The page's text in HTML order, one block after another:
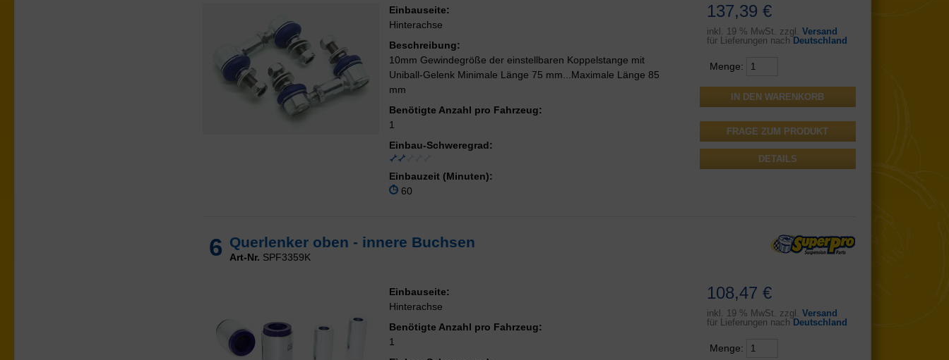
137,39 €
inkl. 19 % MwSt. zzgl. Versand
für Lieferungen nach Deutschland
Menge:
FRAGE ZUM PRODUKT
DETAILS
Einbauseite:
Hinterachse
Beschreibung:
10mm Gewindegröße der einstellbaren Koppelstange mit
Uniball-Gelenk Minimale Länge 75 mm...Maximale Länge 85
mm
Benötigte Anzahl pro Fahrzeug:
1
Einbau-Schweregrad:
Einbauzeit (Minuten):
60
6 Querlenker oben - innere Buchsen
Art-Nr. SPF3359K
108,47 €
inkl. 19 % MwSt. zzgl. Versand
für Lieferungen nach Deutschland
Menge:
Einbauseite:
Hinterachse
Benötigte Anzahl pro Fahrzeug:
1